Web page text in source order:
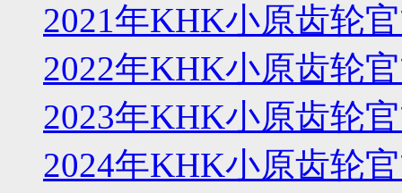
2021年KHK小原齿轮
2022年KHK小原齿轮
2023年KHK小原齿轮
2024年KHK小原齿轮